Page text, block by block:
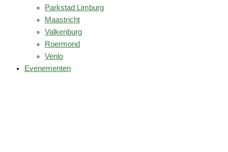
Parkstad Limburg
Maastricht
Valkenburg
Roermond
Venlo
Evenementen